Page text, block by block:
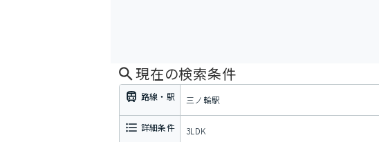
現在の検索条件
路線・駅 三ノ輪駅
詳細条件 3LDK